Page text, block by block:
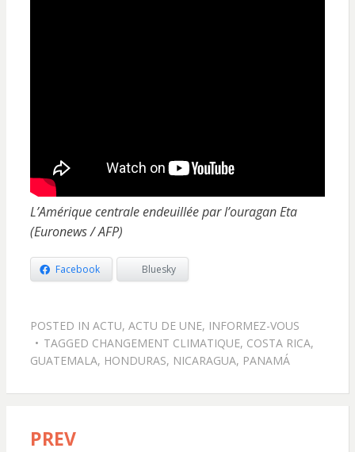
L’Amérique centrale endeuillée par l’ouragan Eta
(Euronews / AFP)
Facebook Bluesky
POSTED IN ACTU, ACTU DE UNE, INFORMEZ-VOUS
TAGGED CHANGEMENT CLIMATIQUE, COSTA RICA,
GUATEMALA, HONDURAS, NICARAGUA, PANAMÁ
Navigation
PREV